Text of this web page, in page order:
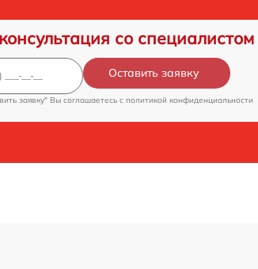
со специалистом
Оставить заявку
заявку" Вы соглашаетесь c политикой конфиденциальности